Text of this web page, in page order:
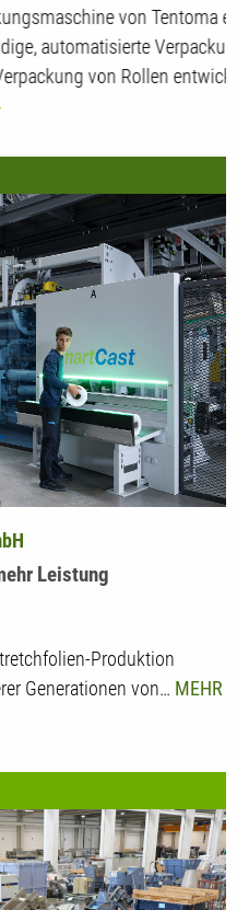
von Tentoma eine
Verpackungslinie
Rollen entwickelt.…
Produktion
Generationen von…